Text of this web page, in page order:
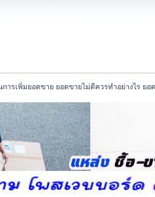
รเพิ่มยอดขาย ยอดขายไม่ดีควรทำอย่างไร ยอ